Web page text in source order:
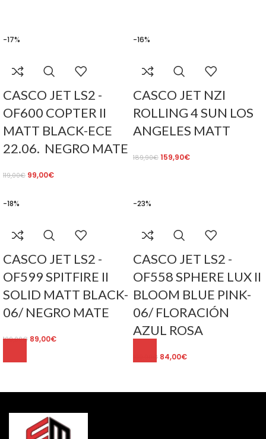
-17%
CASCO JET LS2 -
OF600 COPTER II
MATT BLACK-ECE
22.06. NEGRO MATE
119,00€ 99,00€
-16%
CASCO JET NZI
ROLLING 4 SUN LOS
ANGELES MATT
189,90€ 159,90€
-18%
CASCO JET LS2 -
OF599 SPITFIRE II
SOLID MATT BLACK-
06/ NEGRO MATE
109,00€ 89,00€
-23%
CASCO JET LS2 -
OF558 SPHERE LUX II
BLOOM BLUE PINK-
06/ FLORACIÓN
AZUL ROSA
€ 84,00€